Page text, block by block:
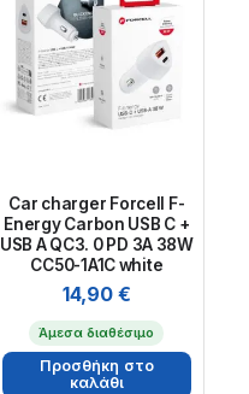
Car charger Forcell F-
Energy Carbon USB C +
USB A QC3. 0 PD 3A 38W
CC50-1A1C white
14,90 €
Άμεσα διαθέσιμο
Προσθήκη στο
καλάθι